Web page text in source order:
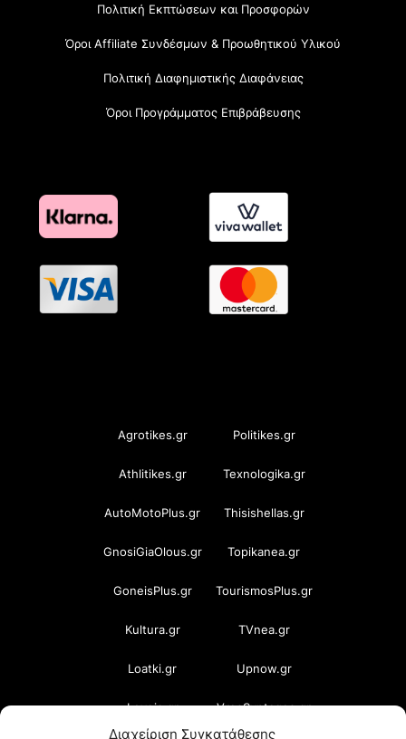
Διαχείριση Συγκατάθεσης
Πολιτική Εκπτώσεων και Προσφορών
Όροι Affiliate Συνδέσμων & Προωθητικού Υλικού
Πολιτική Διαφημιστικής Διαφάνειας
Όροι Προγράμματος Επιβράβευσης
Agrotikes.gr Politikes.gr
Athlitikes.gr Texnologika.gr
AutoMotoPlus.gr Thisishellas.gr
GnosiGiaOlous.gr Topikanea.gr
GoneisPlus.gr TourismosPlus.gr
Kultura.gr TVnea.gr
Loatki.gr Upnow.gr
Loveis.gr VresSyntages.gr